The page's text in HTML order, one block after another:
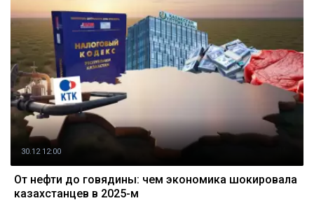
30.12 12:00
От нефти до говядины: чем экономика шокировала
казахстанцев в 2025-м